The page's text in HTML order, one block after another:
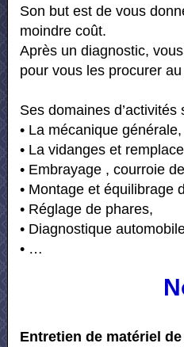
Son but est de vous
moindre coût.
Après un diagnostic,
pour vous les procurer
Ses domaines d’activités
• La mécanique générale,
• La vidanges et
• Embrayage , courroie
• Montage et équilibrage
• Réglage de phares,
• Diagnostique
• …
Entretien de matériel